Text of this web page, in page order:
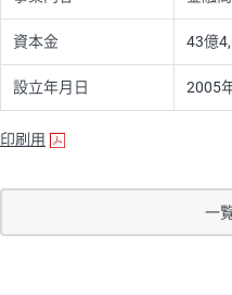
資本金 43億
設立年月日 2005
印刷用
一